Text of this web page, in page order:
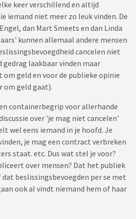
keer verschillend en altijd
iemand niet meer zo leuk vinden. De
dan Mart Smeets en dan Linda
kunnen allemaal andere mensen
cancelen niet
gedrag laakbaar vinden maar
geld en voor de publieke opinie
om geld gaat).
containerbegrip voor allerhande
over 'je mag niet cancelen'
wel eens iemand in je hoofd. Je
je mag een contract verbreken
staat. etc. Dus wat stel je voor?
over mensen? Dat het publiek
beslissingsbevoegden per se met
ook al vindt niemand hem of haar